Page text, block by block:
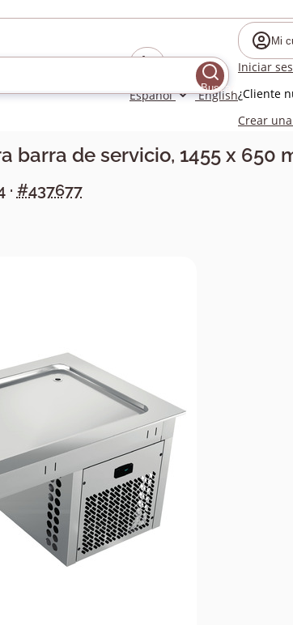
Buscar
Español English
Mi
Iniciar
¿Cliente
Crear
barra de servicio, 1455 x 650
· #437677